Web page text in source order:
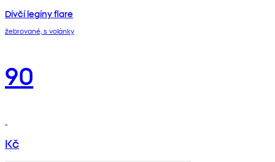
Dívčí legíny flare
žebrované, s volánky
90
Kč